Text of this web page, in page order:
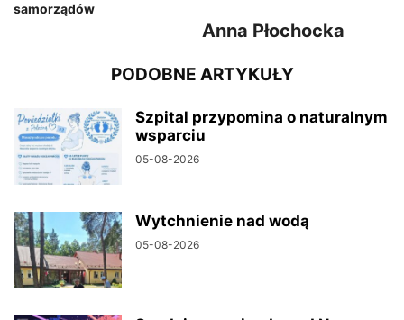
samorządów
Anna Płochocka
PODOBNE ARTYKUŁY
Szpital przypomina o naturalnym
wsparciu
05-08-2026
Wytchnienie nad wodą
05-08-2026